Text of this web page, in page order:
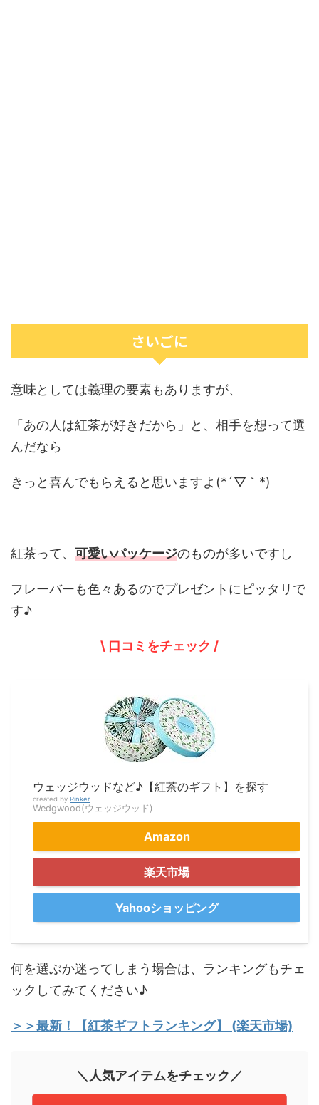
さいごに
意味としては義理の要素もありますが、
「あの人は紅茶が好きだから」と、相手を想って選
んだなら
きっと喜んでもらえると思いますよ(*´▽｀*)
紅茶って、 可愛いパッケージのものが多いですし
フレーバーも色々あるのでプレゼントにピッタリで
す♪
\ 口コミをチェック /
ウェッジウッドなど♪【紅茶のギフト】を探す
created by Rinker
Wedgwood(ウェッジウッド)
Amazon
楽天市場
Yahooショッピング
何を選ぶか迷ってしまう場合は、ランキングもチェ
ックしてみてください♪
＞＞最新！【紅茶ギフトランキング】 (楽天市場)
＼人気アイテムをチェック／